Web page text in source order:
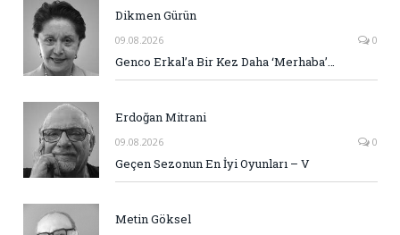
Dikmen Gürün
09.08.2026 0
Genco Erkal’a Bir Kez Daha ‘Merhaba’…
Erdoğan Mitrani
09.08.2026 0
Geçen Sezonun En İyi Oyunları – V
Metin Göksel